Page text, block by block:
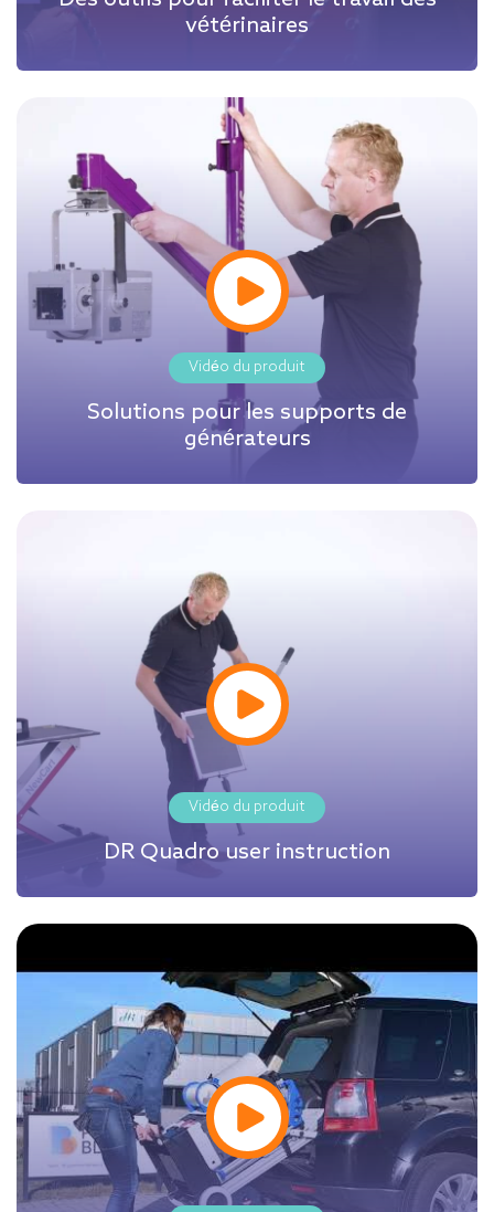
vétérinaires
Vidéo du produit
Solutions pour les supports de
générateurs
Vidéo du produit
DR Quadro user instruction